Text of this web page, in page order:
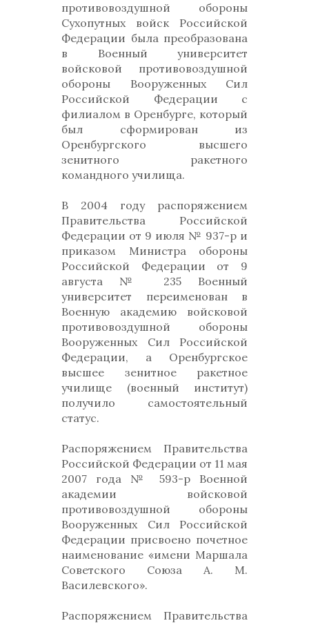
противовоздушной обороны
Сухопутных войск Российской
Федерации была преобразована
в Военный университет
войсковой противовоздушной
обороны Вооруженных Сил
Российской Федерации с
филиалом в Оренбурге, который
был сформирован из
Оренбургского высшего
зенитного ракетного
командного училища.
В 2004 году распоряжением
Правительства Российской
Федерации от 9 июля № 937-р и
приказом Министра обороны
Российской Федерации от 9
августа № 235 Военный
университет переименован в
Военную академию войсковой
противовоздушной обороны
Вооруженных Сил Российской
Федерации, а Оренбургское
высшее зенитное ракетное
училище (военный институт)
получило самостоятельный
статус.
Распоряжением Правительства
Российской Федерации от 11 мая
2007 года № 593-р Военной
академии войсковой
противовоздушной обороны
Вооруженных Сил Российской
Федерации присвоено почетное
наименование «имени Маршала
Советского Союза А. М.
Василевского».
Распоряжением Правительства